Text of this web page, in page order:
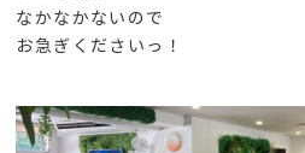
なかなかないので
お急ぎくださいっ！